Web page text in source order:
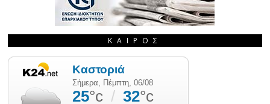
ΚΑΙΡΌΣ